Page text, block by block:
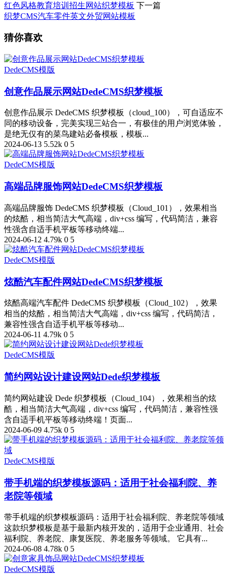
红色风格教育培训招生网站织梦模板 下一篇
织梦CMS汽车零件英文外贸网站模板
猜你喜欢
DedeCMS模版
创意作品展示网站DedeCMS织梦模板
创意作品展示 DedeCMS 织梦模板（cloud_100），可自适应不
同的移动设备，完美实现三站合一，有极佳的用户浏览体验，
是绝无仅有的菜鸟建站必备模板，模板...
2024-06-13 5.52k 0 5
DedeCMS模版
高端品牌服饰网站DedeCMS织梦模板
高端品牌服饰 DedeCMS 织梦模板（Cloud_101），效果相当
的炫酷，相当简洁大气高端，div+css 编写，代码简洁，兼容
性强含自适手机平板等移动终端...
2024-06-12 4.79k 0 5
DedeCMS模版
炫酷汽车配件网站DedeCMS织梦模板
炫酷高端汽车配件 DedeCMS 织梦模板（Cloud_102），效果
相当的炫酷，相当简洁大气高端，div+css 编写，代码简洁，
兼容性强含自适手机平板等移动...
2024-06-11 4.79k 0 5
DedeCMS模版
简约网站设计建设网站Dede织梦模板
简约网站建设 Dede 织梦模板（Cloud_104），效果相当的炫
酷，相当简洁大气高端，div+css 编写，代码简洁，兼容性强
含自适手机平板等移动终端！页面...
2024-06-09 4.75k 0 5
DedeCMS模版
带手机端的织梦模板源码：适用于社会福利院、养
老院等领域
带手机端的织梦模板源码：适用于社会福利院、养老院等领域
这款织梦模板是基于最新内核开发的，适用于企业通用、社会
福利院、养老院、康复医院、养老服务等领域。 它具有...
2024-06-08 4.78k 0 5
DedeCMS模版